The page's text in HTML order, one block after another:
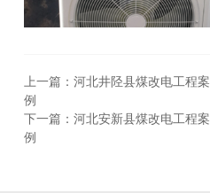
上一篇：河北井陉县煤改电工程案
例
下一篇：河北安新县煤改电工程案
例